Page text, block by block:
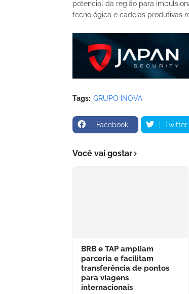
potencial da região para
tecnológica e cadeias produtivas
Tags: GRUPO INOVA
Facebook Twitter
Você vai gostar
BRB e TAP ampliam
parceria e facilitam
transferência de pontos
para viagens
internacionais